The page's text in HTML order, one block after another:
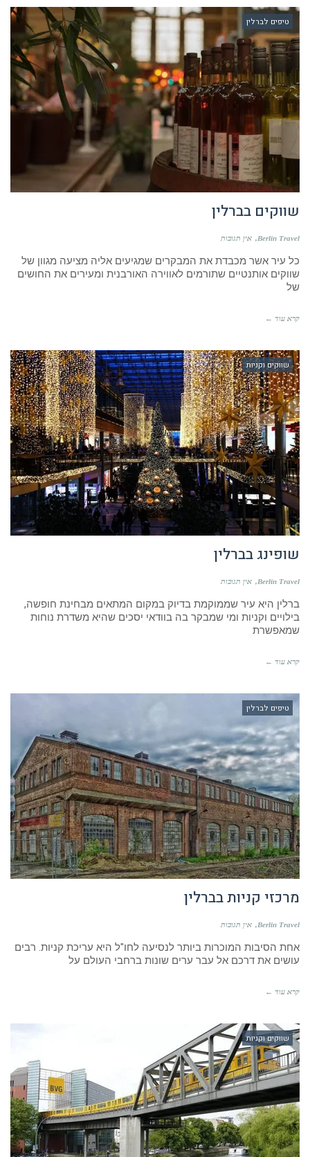
טיפים לברלין
שווקים בברלין
Berlin Travel אין תגובות
כל עיר אשר מכבדת את המבקרים שמגיעים אליה מציעה מגוון של
שווקים אותנטיים שתורמים לאווירה האורבנית ומעירים את החושים
של
קרא עוד ←
שווקים וקניות
שופינג בברלין
Berlin Travel אין תגובות
ברלין היא עיר שממוקמת בדיוק במקום המתאים מבחינת חופשה,
בילויים וקניות ומי שמבקר בה בוודאי יסכים שהיא משדרת נוחות
שמאפשרת
קרא עוד ←
טיפים לברלין
מרכזי קניות בברלין
Berlin Travel אין תגובות
אחת הסיבות המוכרות ביותר לנסיעה לחו"ל היא עריכת קניות. רבים
עושים את דרכם אל עבר ערים שונות ברחבי העולם על
קרא עוד ←
שווקים וקניות